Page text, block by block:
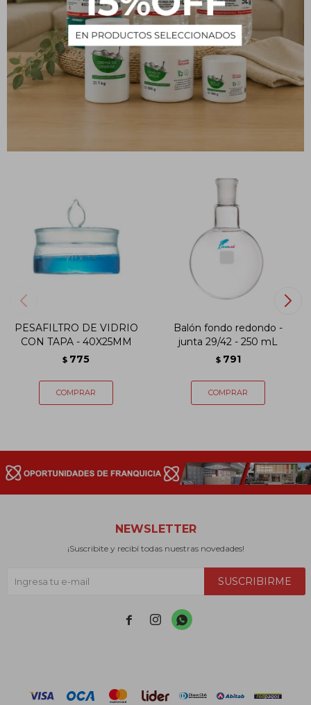
Borde fundido y reforzado
Respaldo y asesoramiento técnico posventa
Origen China
PESAFILTRO DE VIDRIO
CON TAPA - 40X25MM
$ 775
Balón fondo redondo -
junta 29/42 - 250 mL
$ 791
NEWSLETTER
¡Suscribite y recibí todas nuestras novedades!
SUSCRIBIRME
  